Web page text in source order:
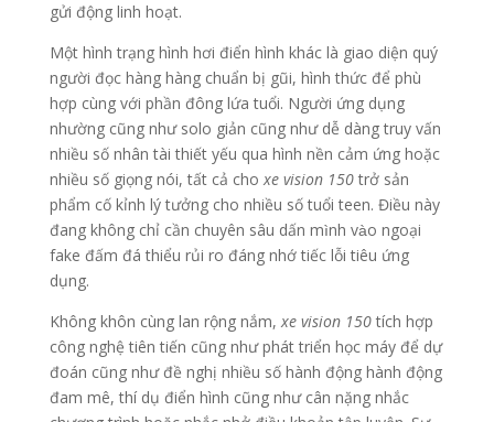
gửi động linh hoạt.
Một hình trạng hình hơi điển hình khác là giao diện quý
người đọc hàng hàng chuẩn bị gũi, hình thức để phù
hợp cùng với phần đông lứa tuổi. Người ứng dụng
nhường cũng như solo giản cũng như dễ dàng truy vấn
nhiều số nhân tài thiết yếu qua hình nền cảm ứng hoặc
nhiều số giọng nói, tất cả choxe vision 150trở sản
phẩm cố kỉnh lý tưởng cho nhiều số tuổi teen. Điều này
đang không chỉ cần chuyên sâu dấn mình vào ngoại
fake đấm đá thiểu rủi ro đáng nhớ tiếc lỗi tiêu ứng
dụng.
Không khôn cùng lan rộng nắm,xe vision 150tích hợp
công nghệ tiên tiến cũng như phát triển học máy để dự
đoán cũng như đề nghị nhiều số hành động hành động
đam mê, thí dụ điển hình cũng như cân nặng nhắc